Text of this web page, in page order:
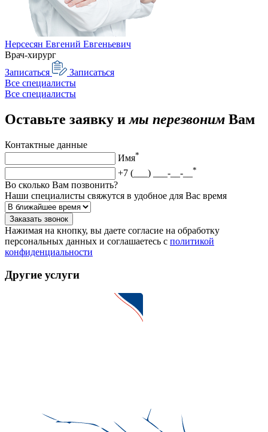
Нерсесян Евгений Евгеньевич
Врач-хирург
Записаться
Записаться
Все специалисты
Все специалисты
Оставьте заявку имы перезвоним Вам
Контактные данные
Имя*
+7 (___) ___-__-__ *
Во сколько Вам позвонить?
Наши специалисты свяжутся в удобное для Вас время
Заказать звонок
Нажимая на кнопку, вы даете согласие на обработку
персональных данных и соглашаетесь c политикой
конфиденциальности
Другие услуги